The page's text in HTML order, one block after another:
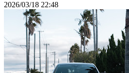
2026/03/18 22:48